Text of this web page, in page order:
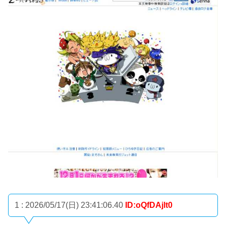
1 : 2026/05/17(日) 23:41:06.40 ID:oQfDAjlt0